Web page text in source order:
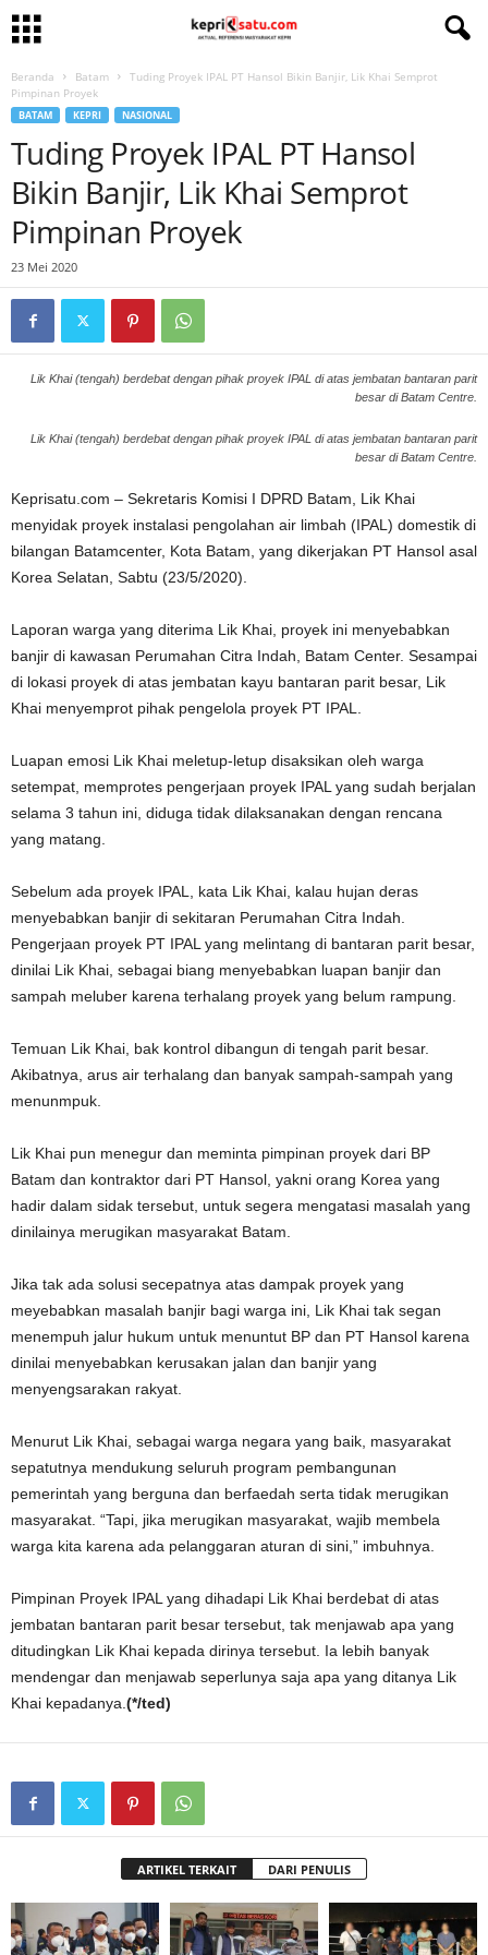
Beranda Batam
Tuding Proyek IPAL PT Hansol Bikin Banjir, Lik Khai Semprot
Pimpinan Proyek
BATAM KEPRI NASIONAL
Tuding Proyek IPAL PT Hansol
Bikin Banjir, Lik Khai Semprot
Pimpinan Proyek
23 Mei 2020
Lik Khai (tengah) berdebat dengan pihak proyek IPAL di atas jembatan bantaran parit
besar di Batam Centre.
Lik Khai (tengah) berdebat dengan pihak proyek IPAL di atas jembatan bantaran parit
besar di Batam Centre.
Keprisatu.com – Sekretaris Komisi I DPRD Batam, Lik Khai
menyidak proyek instalasi pengolahan air limbah (IPAL) domestik di
bilangan Batamcenter, Kota Batam, yang dikerjakan PT Hansol asal
Korea Selatan, Sabtu (23/5/2020).
Laporan warga yang diterima Lik Khai, proyek ini menyebabkan
banjir di kawasan Perumahan Citra Indah, Batam Center. Sesampai
di lokasi proyek di atas jembatan kayu bantaran parit besar, Lik
Khai menyemprot pihak pengelola proyek PT IPAL.
Luapan emosi Lik Khai meletup-letup disaksikan oleh warga
setempat, memprotes pengerjaan proyek IPAL yang sudah berjalan
selama 3 tahun ini, diduga tidak dilaksanakan dengan rencana
yang matang.
Sebelum ada proyek IPAL, kata Lik Khai, kalau hujan deras
menyebabkan banjir di sekitaran Perumahan Citra Indah.
Pengerjaan proyek PT IPAL yang melintang di bantaran parit besar,
dinilai Lik Khai, sebagai biang menyebabkan luapan banjir dan
sampah meluber karena terhalang proyek yang belum rampung.
Temuan Lik Khai, bak kontrol dibangun di tengah parit besar.
Akibatnya, arus air terhalang dan banyak sampah-sampah yang
menunmpuk.
Lik Khai pun menegur dan meminta pimpinan proyek dari BP
Batam dan kontraktor dari PT Hansol, yakni orang Korea yang
hadir dalam sidak tersebut, untuk segera mengatasi masalah yang
dinilainya merugikan masyarakat Batam.
Jika tak ada solusi secepatnya atas dampak proyek yang
meyebabkan masalah banjir bagi warga ini, Lik Khai tak segan
menempuh jalur hukum untuk menuntut BP dan PT Hansol karena
dinilai menyebabkan kerusakan jalan dan banjir yang
menyengsarakan rakyat.
Menurut Lik Khai, sebagai warga negara yang baik, masyarakat
sepatutnya mendukung seluruh program pembangunan
pemerintah yang berguna dan berfaedah serta tidak merugikan
masyarakat. “Tapi, jika merugikan masyarakat, wajib membela
warga kita karena ada pelanggaran aturan di sini,” imbuhnya.
Pimpinan Proyek IPAL yang dihadapi Lik Khai berdebat di atas
jembatan bantaran parit besar tersebut, tak menjawab apa yang
ditudingkan Lik Khai kepada dirinya tersebut. Ia lebih banyak
mendengar dan menjawab seperlunya saja apa yang ditanya Lik
Khai kepadanya. (*/ted)
ARTIKEL TERKAIT DARI PENULIS